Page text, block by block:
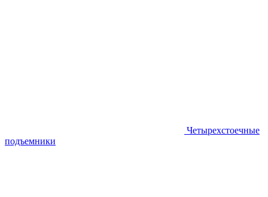
Четырехстоечные
подъемники